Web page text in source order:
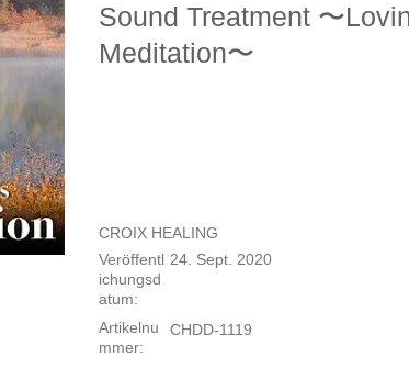
Sound Treatment 〜
Meditation〜
CROIX HEALING
24. Sept. 2020
Veröffentl
ichungsd
atum:
Artikelnu
mmer:
CHDD-1119